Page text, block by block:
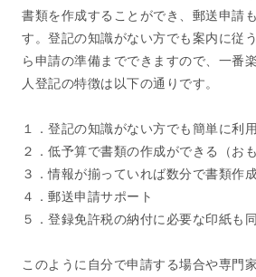
書類を作成することができ、郵送申請
す。登記の知識がない方でも案内に従
ら申請の準備までできますので、一番
人登記の特徴は以下の通りです。
１．登記の知識がない方でも簡単に利
２．低予算で書類の作成ができる（お
３．情報が揃っていれば数分で書類作
４．郵送申請サポート
５．登録免許税の納付に必要な印紙も
このように自分で申請する場合や専門